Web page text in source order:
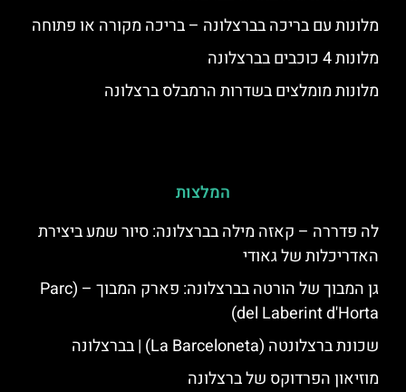
מלונות עם בריכה בברצלונה – בריכה מקורה או פתוחה
מלונות 4 כוכבים בברצלונה
מלונות מומלצים בשדרות הרמבלס ברצלונה
המלצות
לה פדררה – קאזה מילה בברצלונה: סיור שמע ביצירת
האדריכלות של גאודי
גן המבוך של הורטה בברצלונה: פארק המבוך – (Parc
del Laberint d'Horta)
שכונת ברצלונטה (La Barceloneta) | בברצלונה
מוזיאון הפרדוקס של ברצלונה